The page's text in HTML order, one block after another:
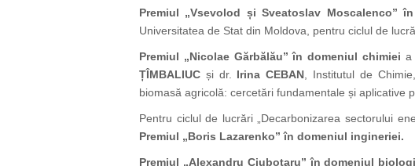
Premiul „Vsevolod și Sveatoslav Moscalenco”
Universitatea de Stat din Moldova, pentru ciclul de
Premiul „Nicolae Gărbălău” în domeniul chimiei a
ȚÎMBALIUC și dr. Irina CEBAN , Institutul de
biomasă agricolă: cercetări fundamentale și aplicative
Pentru ciclul de lucrări „Decarbonizarea sectorului
Premiul „Boris Lazarenko” în domeniul ingineriei.
Premiul „Alexandru Ciubotaru” în domeniul